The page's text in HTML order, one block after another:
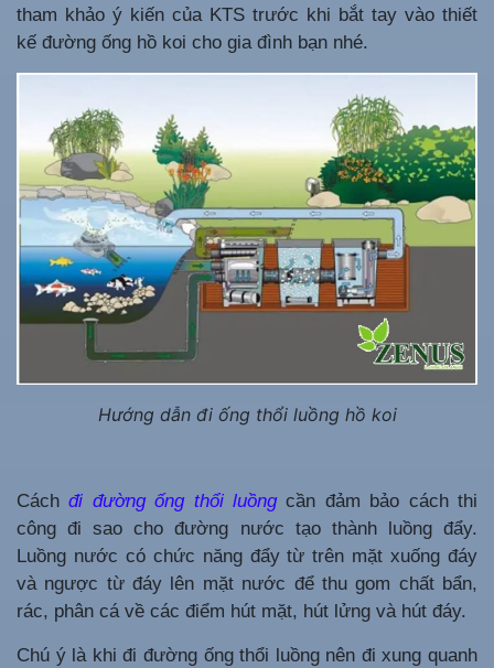
tham khảo ý kiến của KTS trước khi bắt tay vào thiết
kế đường ống hồ koi cho gia đình bạn nhé.
Hướng dẫn đi ống thổi luồng hồ koi
Cáchđi đường ống thổi luồngcần đảm bảo cách thi
công đi sao cho đường nước tạo thành luồng đẩy.
Luồng nước có chức năng đẩy từ trên mặt xuống đáy
và ngược từ đáy lên mặt nước để thu gom chất bẩn,
rác, phân cá về các điểm hút mặt, hút lửng và hút đáy.
Chú ý là khi đi đường ống thổi luồng nên đi xung quanh